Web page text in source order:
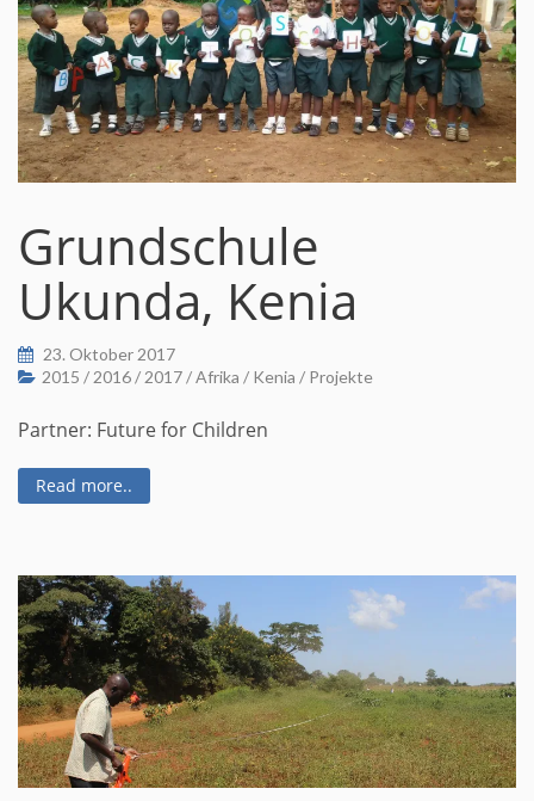
Grundschule
Ukunda, Kenia
23. Oktober 2017
2015 / 2016/ 2017/Afrika / Kenia / Projekte
Partner: Future for Children
Read more..